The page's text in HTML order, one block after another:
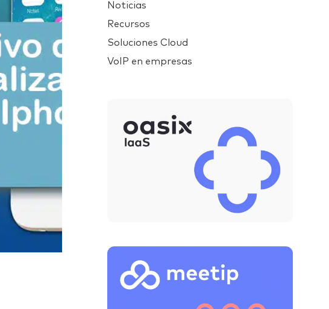
Noticias
Recursos
Soluciones Cloud
VoIP en empresas